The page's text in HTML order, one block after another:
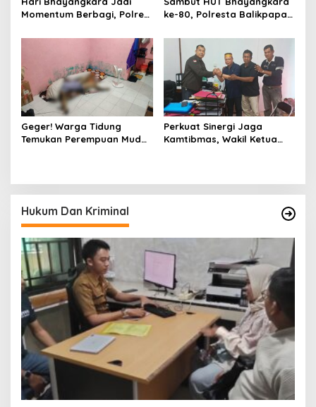
Momentum Berbagi, Polres
Membutuhkan
ke-80, Polresta Balikpapan
Asuhan Jabal Rahmah
Geger! Warga Tidung
Temukan Perempuan Muda
Perkuat Sinergi Jaga
Kamtibmas, Wakil Ketua
Hukum Dan Kriminal